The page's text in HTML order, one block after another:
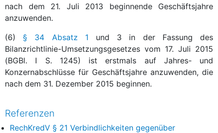
nach dem 21. Juli 2013 beginnende Geschäftsjahre
anzuwenden.
(6)§ 34 Absatz 1 und 3 in der Fassung des
Bilanzrichtlinie-Umsetzungsgesetzes vom 17. Juli 2015
(BGBl. I S. 1245) ist erstmals auf Jahres- und
Konzernabschlüsse für Geschäftsjahre anzuwenden, die
nach dem 31. Dezember 2015 beginnen.
Referenzen
RechKredV § 21 Verbindlichkeiten gegenüber